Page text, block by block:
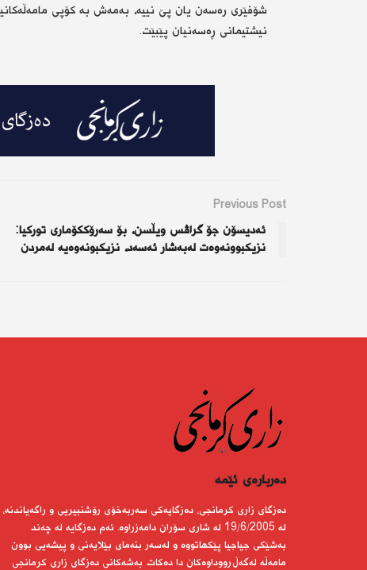
شۆفێری رەسەن یان پێ نییە، بەمەش بە كۆپی
نیشتیمانی ڕەسەنیان پێبێت.
Previous Post
ئەدیسۆن جۆ گراڤس ویڵسن، بۆ سەرۆككۆماری توركیا:
نزیكبوونەوەت لەبەشار ئەسەد، نزیكبونەوەیە لەمردن
دەربارەى ئێمە
دەزگای زاری كرمانجی، دەزگایەكی سەربەخۆی رۆشنبیریی و راگەیاندنە،
لە 19/6/2005 لە شاری سۆران دامەزراوە. ئەم دەزگایە لە چەند
بەشێكی جیاجیا پێكهاتووە و لەسەر بنەمای بێلایەنی و پیشەیی بوون
مامەڵە لەگەڵ رووداوەكان دا دەكات. بەشەكانی دەزگای زاری كرمانجی